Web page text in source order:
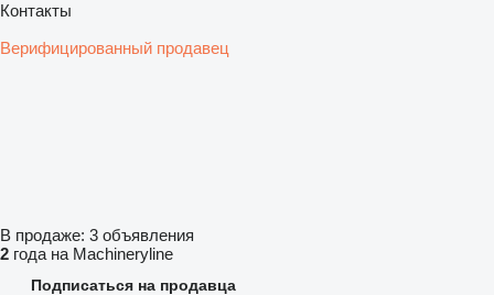
Контакты
Верифицированный продавец
В продаже: 3 объявления
2 года на Machineryline
Подписаться на продавца